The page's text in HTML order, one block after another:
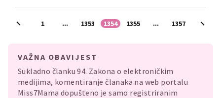
1 ... 1353 1354 1355 ... 1357
VAŽNA OBAVIJEST
Sukladno članku 94. Zakona o elektroničkim
medijima, komentiranje članaka na web portalu
Miss7Mama dopušteno je samo registriranim